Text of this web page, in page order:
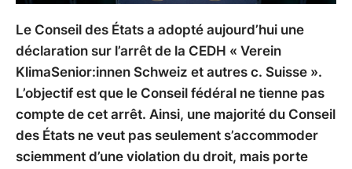
Le Conseil des États a adopté aujourd’hui une
déclaration sur l’arrêt de la CEDH « Verein
KlimaSenior:innen Schweiz et autres c. Suisse ».
L’objectif est que le Conseil fédéral ne tienne pas
compte de cet arrêt. Ainsi, une majorité du Conseil
des États ne veut pas seulement s’accommoder
sciemment d’une violation du droit, mais porte